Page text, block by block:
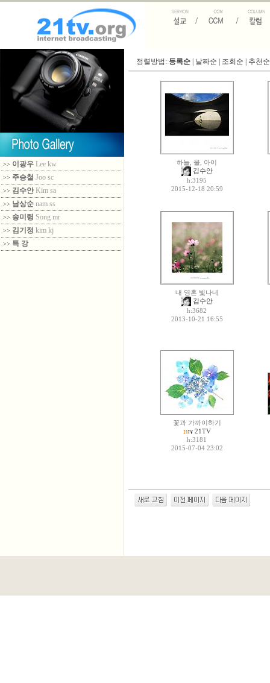
>> 이광우 Lee kw
>> 주승철 Joo sc
>> 김수안 Kim sa
>> 남상순 nam ss
>> 송미령 Song mr
>> 김기정 kim kj
>> 특 강
정렬방법: 등록순 날짜순 조회순 추천순
하늘, 물, 아이
김수안
h:3195
2015-12-18 20:59
내 영혼 빛나네
김수안
h:3682
2013-10-21 16:55
꽃과 가까이하기
21TV
h:3181
2015-07-04 23:02